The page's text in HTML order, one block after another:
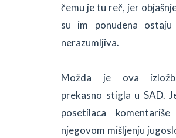
čemu je tu reč, jer
su im ponuđena
nerazumljiva.
Možda je ova
prekasno stigla u SAD.
posetilaca
njegovom mišljenju